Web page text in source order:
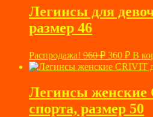
Легинсы для
размер 46
Распродажа! 960₽
цена
составляла
360 ₽
цена:
В
Легинсы женские
спорта, размер 50